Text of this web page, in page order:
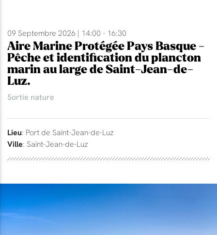
09 Septembre 2026 | 14:00 - 16:30
Aire Marine Protégée Pays Basque -
Pêche et identification du plancton
marin au large de Saint-Jean-de-
Luz.
Sortie nature
Lieu: Port de Saint-Jean-de-Luz
Ville: Saint-Jean-de-Luz